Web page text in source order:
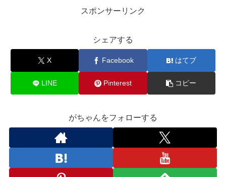
スポンサーリンク
シェアする
X Facebook はてブ
LINE Pinterest コピー
がちゃんをフォローする